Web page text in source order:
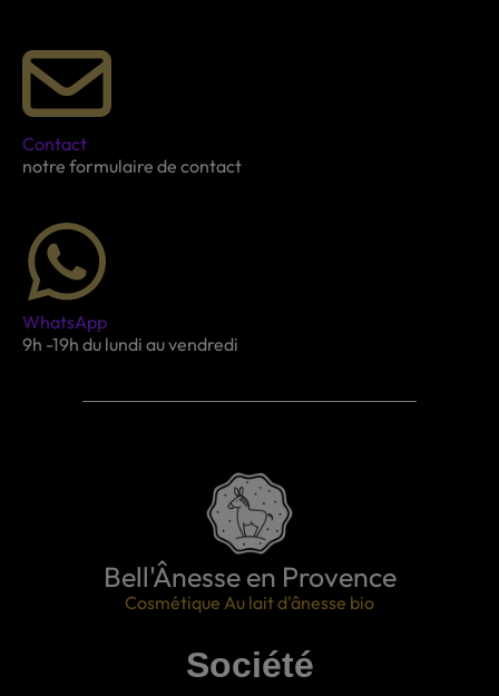
Contact
notre formulaire de contact
WhatsApp
9h -19h du lundi au vendredi
Bell'Ânesse en Provence
Cosmétique Au lait d'ânesse bio
Société